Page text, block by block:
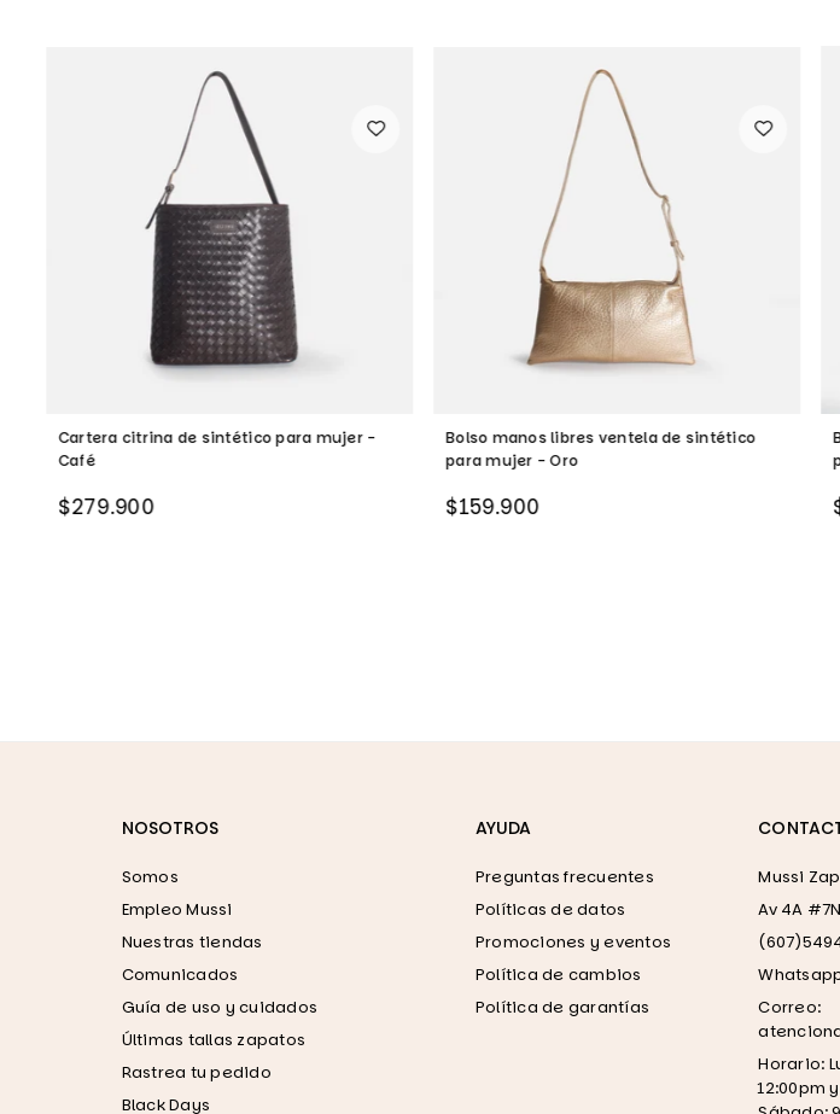
Cartera citrina de sintético para mujer -
Café
Precio
$279.900
Bolso manos libres ventela de sintético
para mujer - Oro
Precio
$159.900
NOSOTROS
Somos
Empleo Mussi
Nuestras tiendas
Comunicados
Guía de uso y cuidados
Últimas tallas zapatos
Rastrea tu pedido
Black Days
AYUDA
Preguntas frecuentes
Políticas de datos
Promociones y eventos
Política de cambios
Política de garantías
Mussi
Av 4A
Correo:
Horario:
12:00pm